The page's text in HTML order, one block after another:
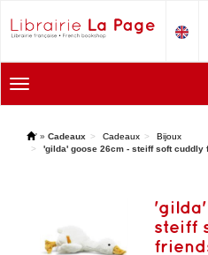
Toggle
navigation
' » Cadeaux Cadeaux
Bijoux
'gilda' goose 26cm - steiff soft cuddly
steiff